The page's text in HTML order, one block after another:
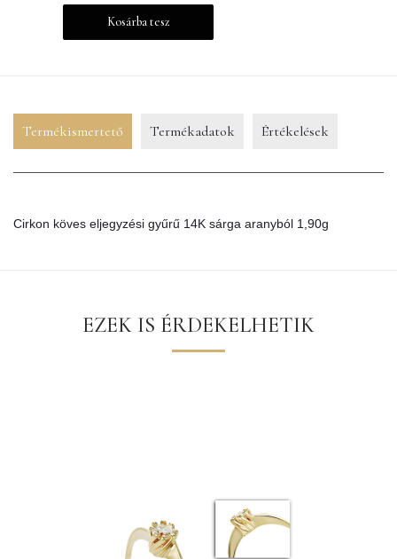
Kosárba tesz
Termékismertető Termékadatok Értékelések
Cirkon köves eljegyzési gyűrű 14K sárga aranyból 1,90g
EZEK IS ÉRDEKELHETIK